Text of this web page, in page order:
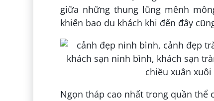
giữa những thung lũng mênh
khiến bao du khách khi đến đây
Ngọn tháp cao nhất trong quần thể